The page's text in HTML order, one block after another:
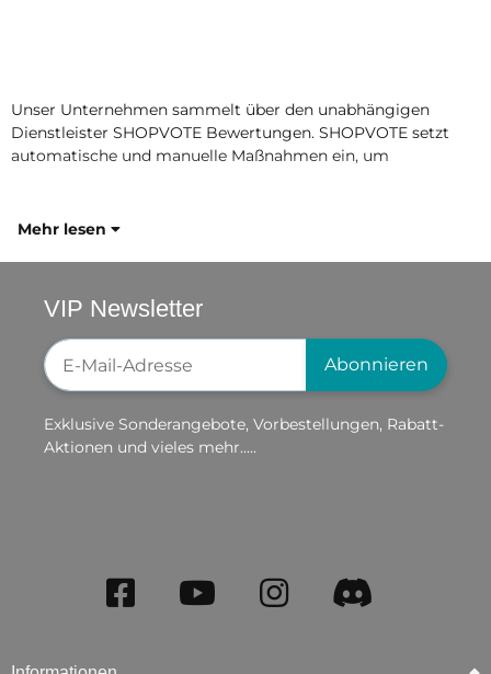
Unser Unternehmen sammelt über den unabhängigen
Dienstleister SHOPVOTE Bewertungen. SHOPVOTE setzt
automatische und manuelle Maßnahmen ein, um
Mehr lesen
VIP Newsletter
Newsletter-Registrierung
Abonnieren
Exklusive Sonderangebote, Vorbestellungen, Rabatt-
Aktionen und vieles mehr.....